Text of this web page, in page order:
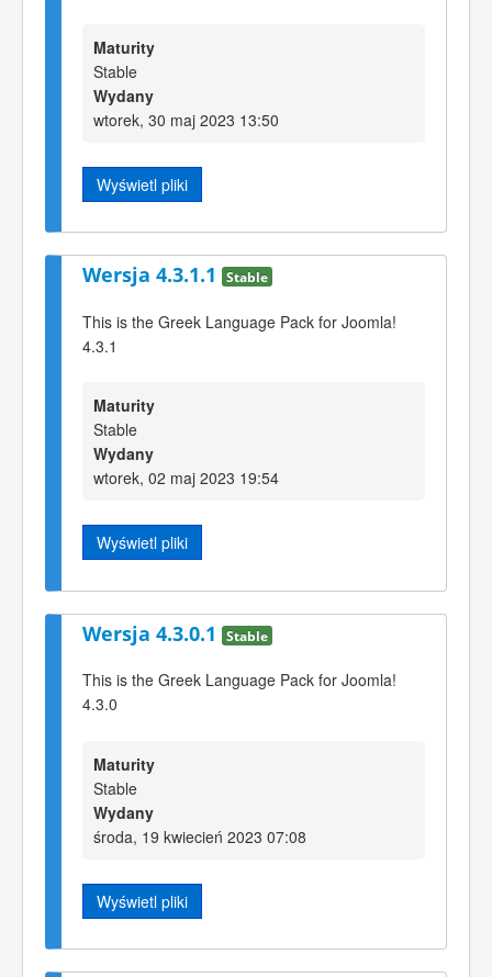
Maturity
Stable
Wydany
wtorek, 30 maj 2023 13:50
Wyświetl pliki
Wersja 4.3.1.1 Stable
This is the Greek Language Pack for Joomla!
4.3.1
Maturity
Stable
Wydany
wtorek, 02 maj 2023 19:54
Wyświetl pliki
Wersja 4.3.0.1 Stable
This is the Greek Language Pack for Joomla!
4.3.0
Maturity
Stable
Wydany
środa, 19 kwiecień 2023 07:08
Wyświetl pliki